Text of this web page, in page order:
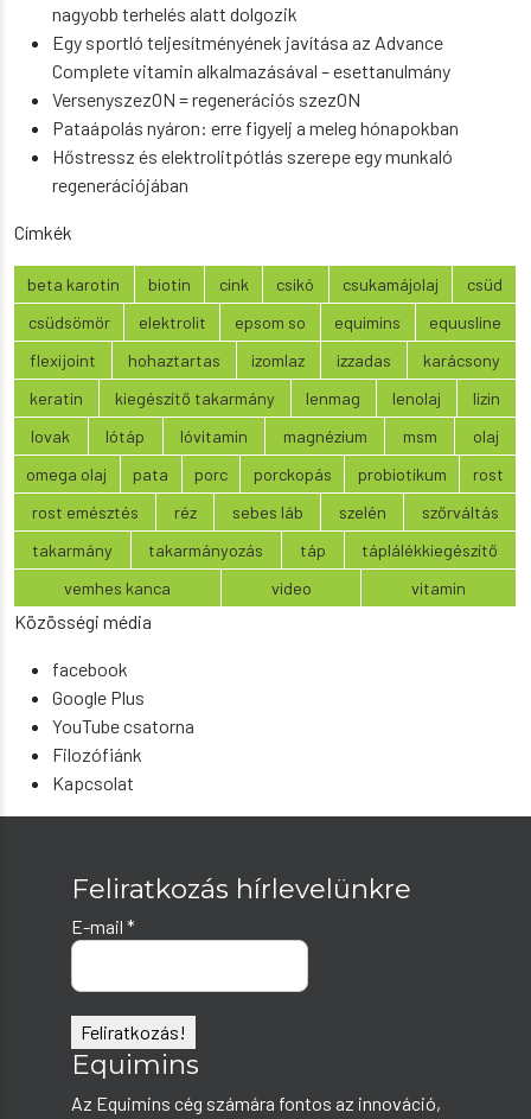
nagyobb terhelés alatt dolgozik
Egy sportló teljesítményének javítása az Advance
Complete vitamin alkalmazásával – esettanulmány
VersenyszezON = regenerációs szezON
Pataápolás nyáron: erre figyelj a meleg hónapokban
Hőstressz és elektrolitpótlás szerepe egy munkaló
regenerációjában
Címkék
beta karotin biotin cink csikó csukamájolaj
csüd
csüdsömör
elektrolit epsom so equimins
equusline
flexijoint
hohaztartas izomlaz izzadas
karácsony
keratin
kiegészítő takarmány lenmag lenolaj
lizin
lovak
lótáp lóvitamin magnézium msm
olaj
omega olaj
pata porc porckopás probiotikum
rost
rost emésztés
réz sebes láb szelén
szőrváltás
takarmány
takarmányozás táp
táplálékkiegészítő
vemhes kanca
video vitamin
Közösségi média
facebook
Google Plus
YouTube csatorna
Filozófiánk
Kapcsolat
Feliratkozás hírlevelünkre
E-mail *
Equimins
Az Equimins cég számára fontos az innováció,